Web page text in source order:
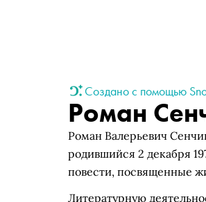
Создано с помощью
Роман
Роман Валерьевич
родившийся 2 декабря
повести, посвященные
Литературную